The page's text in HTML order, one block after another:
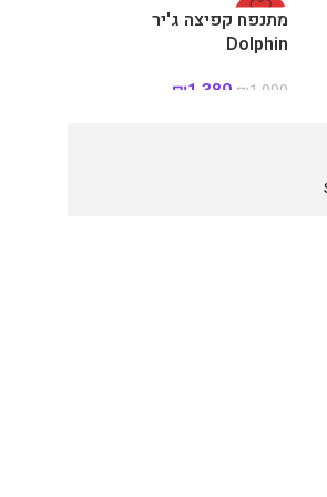
-31%
Dolphin
₪1,999
₪1,389